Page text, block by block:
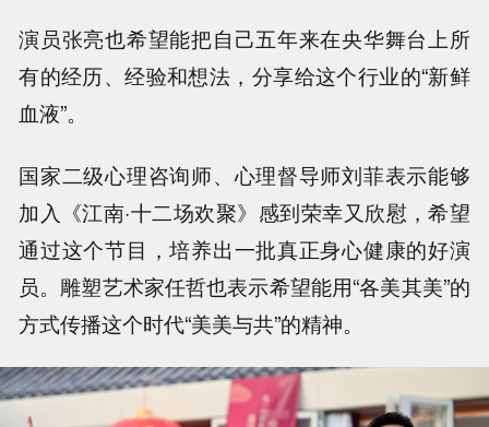
演员张亮也希望能把自己五年来在央华舞台上所
有的经历、经验和想法，分享给这个行业的“新鲜
血液”。
国家二级心理咨询师、心理督导师刘菲表示能够
加入《江南·十二场欢聚》感到荣幸又欣慰，希望
通过这个节目，培养出一批真正身心健康的好演
员。雕塑艺术家任哲也表示希望能用“各美其美”的
方式传播这个时代“美美与共”的精神。